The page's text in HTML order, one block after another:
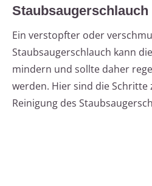
Staubsaugerschlauch
Ein verstopfter oder
Staubsaugerschlauch kann
mindern und sollte daher
werden. Hier sind die Schritte
Reinigung des